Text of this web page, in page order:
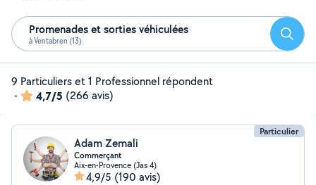
Promenades et sorties véhiculées
à Ventabren (13)
9 Particuliers et 1 Professionnel répondent
-
4,7/5 (266 avis)
Particulier
Adam Zemali
Commerçant
Aix-en-Provence (Jas 4)
4,9/5 (190 avis)